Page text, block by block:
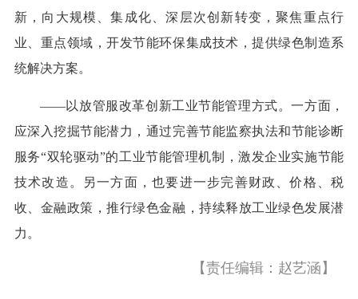
新，向大规模、集成化、深层次创新转变，聚焦重点行
业、重点领域，开发节能环保集成技术，提供绿色制造系
统解决方案。
——以放管服改革创新工业节能管理方式。一方面，
应深入挖掘节能潜力，通过完善节能监察执法和节能诊断
服务“双轮驱动”的工业节能管理机制，激发企业实施节能
技术改造。另一方面，也要进一步完善财政、价格、税
收、金融政策，推行绿色金融，持续释放工业绿色发展潜
力。
【责任编辑：赵艺涵】